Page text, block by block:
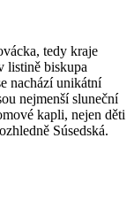
tedy kraje
listině biskupa
nachází unikátní
nejmenší sluneční
kapli, nejen děti
Súsedská.